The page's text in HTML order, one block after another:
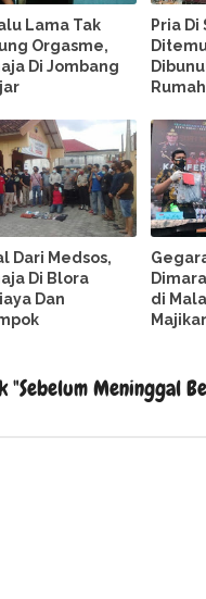
Lama Tak
Orgasme,
Di Jombang
Pria
Rumah
Dari Medsos,
Di Blora
Dan
di
"Sebelum Meninggal